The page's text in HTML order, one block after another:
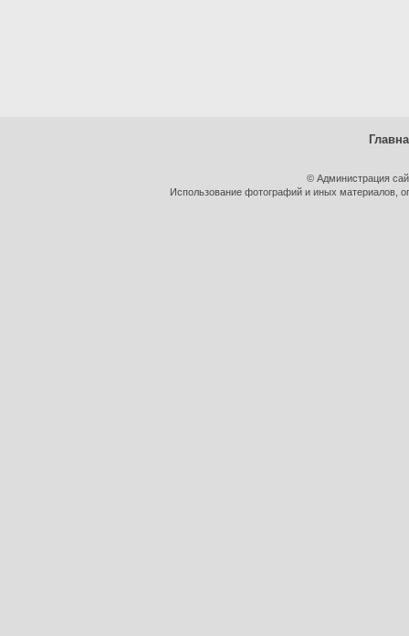
© Администрация
Использование фотографий и иных материалов,